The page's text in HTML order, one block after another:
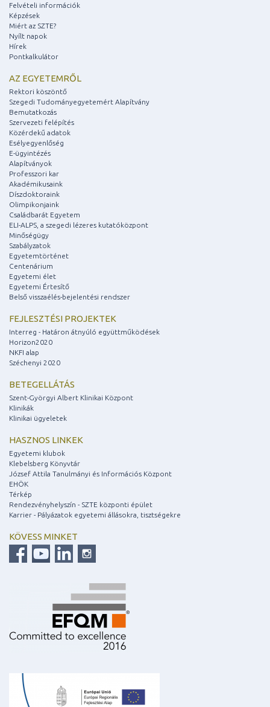
Felvételi információk
Képzések
Miért az SZTE?
Nyílt napok
Hírek
Pontkalkulátor
AZ EGYETEMRŐL
Rektori köszöntő
Szegedi Tudományegyetemért Alapítvány
Bemutatkozás
Szervezeti felépítés
Közérdekű adatok
Esélyegyenlőség
E-ügyintézés
Alapítványok
Professzori kar
Akadémikusaink
Díszdoktoraink
Olimpikonjaink
Családbarát Egyetem
ELI-ALPS, a szegedi lézeres kutatóközpont
Minőségügy
Szabályzatok
Egyetemtörténet
Centenárium
Egyetemi élet
Egyetemi Értesítő
Belső visszaélés-bejelentési rendszer
FEJLESZTÉSI PROJEKTEK
Interreg - Határon átnyúló együttműködések
Horizon2020
NKFI alap
Széchenyi 2020
BETEGELLÁTÁS
Szent-Györgyi Albert Klinikai Központ
Klinikák
Klinikai ügyeletek
HASZNOS LINKEK
Egyetemi klubok
Klebelsberg Könyvtár
József Attila Tanulmányi és Információs Központ
EHÖK
Térkép
Rendezvényhelyszín - SZTE központi épület
Karrier - Pályázatok egyetemi állásokra, tisztségekre
KÖVESS MINKET